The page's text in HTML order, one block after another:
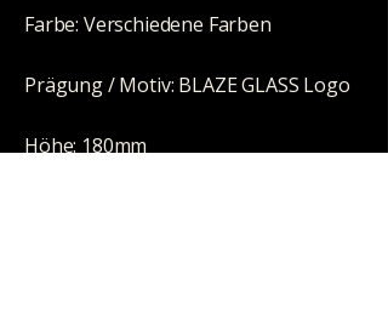
Farbe: Verschiedene Farben
Prägung / Motiv: BLAZE GLASS Logo
Höhe: 180mm